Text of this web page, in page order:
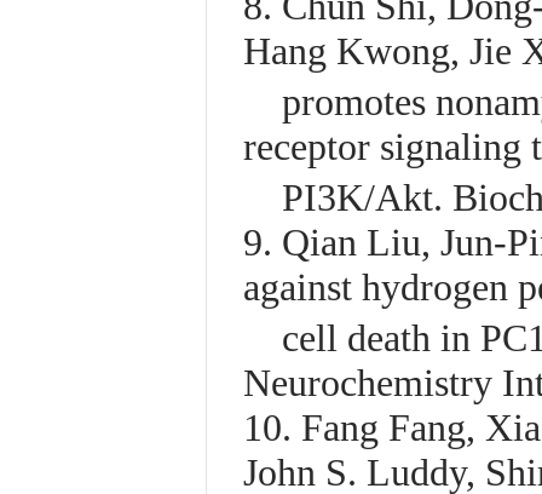
Hang Kwong, Jie
promotes
receptor
PI3K/Akt.
9. Qian Liu, Jun-
against hydrogen
cell death in
Neurochemistry
10. Fang Fang,
John S. Luddy,